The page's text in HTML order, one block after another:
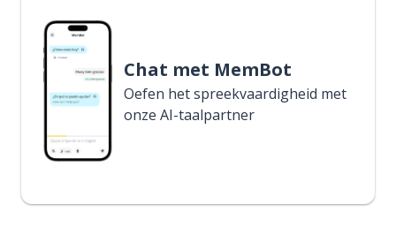
Chat met MemBot
Oefen het spreekvaardigheid met
onze AI-taalpartner